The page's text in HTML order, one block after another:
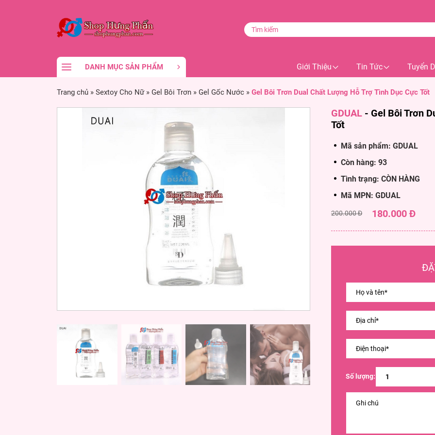
DANH MỤC SẢN PHẨM Giới Thiệu Tin Tức Tuyển
Trang chủ » Sextoy Cho Nữ» Gel Bôi Trơn » Gel Gốc Nước » Gel Bôi Trơn Dual Chất Lượng Hỗ Trợ Tình Dục Cực Tốt
GDUAL - Gel Bôi Trơn
Tốt
Mã sản phẩm: GDUAL
Còn hàng: 93
Tình trạng: CÒN HÀNG
Mã MPN: GDUAL
200.000 Đ 180.000 Đ
Số lượng: